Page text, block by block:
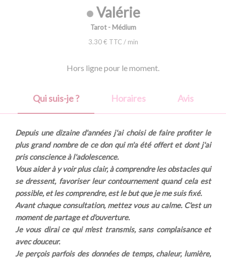
Valérie
Tarot - Médium
3.30 € TTC / min
Hors ligne pour le moment.
Qui suis-je ? Horaires Avis
Depuis une dizaine d'années j'ai choisi de faire profiter le
plus grand nombre de ce don qui m'a été offert et dont j'ai
pris conscience à l'adolescence.
Vous aider à y voir plus clair, à comprendre les obstacles qui
se dressent, favoriser leur contournement quand cela est
possible, et les comprendre, est le but que je me suis fixé.
Avant chaque consultation, mettez vous au calme. C'est un
moment de partage et d'ouverture.
Je vous dirai ce qui m'est transmis, sans complaisance et
avec douceur.
Je perçois parfois des données de temps, chaleur, lumière,